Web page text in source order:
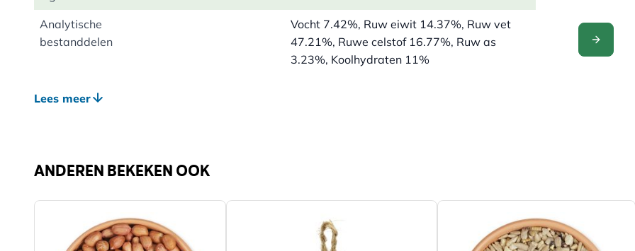
Analytische
bestanddelen
Vocht 7.42%, Ruw eiwit 14.37%, Ruw vet
47.21%, Ruwe celstof 16.77%, Ruw as
3.23%, Koolhydraten 11%
Vogelsoort
Vink, Groenling, Putter, Spreeuw, Sijs, Merel,
Boomklever
Lees meer
ANDEREN BEKEKEN OOK